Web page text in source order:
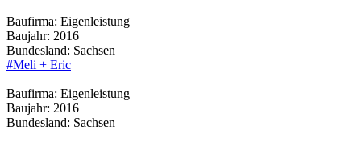
Baufirma: Eigenleistung
Baujahr: 2016
Bundesland: Sachsen
#Meli + Eric
Baufirma: Eigenleistung
Baujahr: 2016
Bundesland: Sachsen